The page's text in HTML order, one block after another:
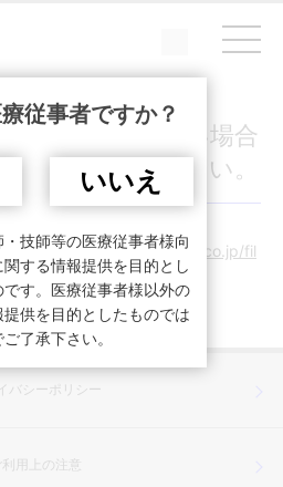
面が表示されない場合
ックしてください。
sites/med.shimadzu.co.jp/fil
MN87_p18-
バシーポリシー
利用上の注意
います。
従事者ですか？
いいえ
技師等の医療従事者様向
する情報提供を目的とし
す。医療従事者様以外の
供を目的としたものでは
了承下さい。